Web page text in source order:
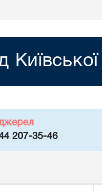
Київської
207-35-46